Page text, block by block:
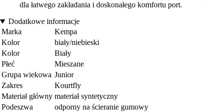
dla łatwego zakładania i doskonałego komfortu port.
Dodatkowe informacje
Marka
Kempa
Kolor
biały/niebieski
Kolor
Biały
Płeć
Mieszane
Grupa wiekowa Junior
Zakres
Kourtfly
Materiał główny materiał syntetyczny
Podeszwa
odporny na ścieranie gumowy